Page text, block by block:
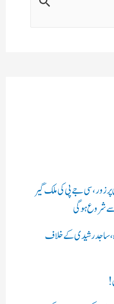
زور، سی جے پی کی ملک گیر
سے شروع ہوگی
ساجد رشیدی کے خلاف